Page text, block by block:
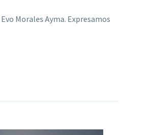
Morales Ayma. Expresamos